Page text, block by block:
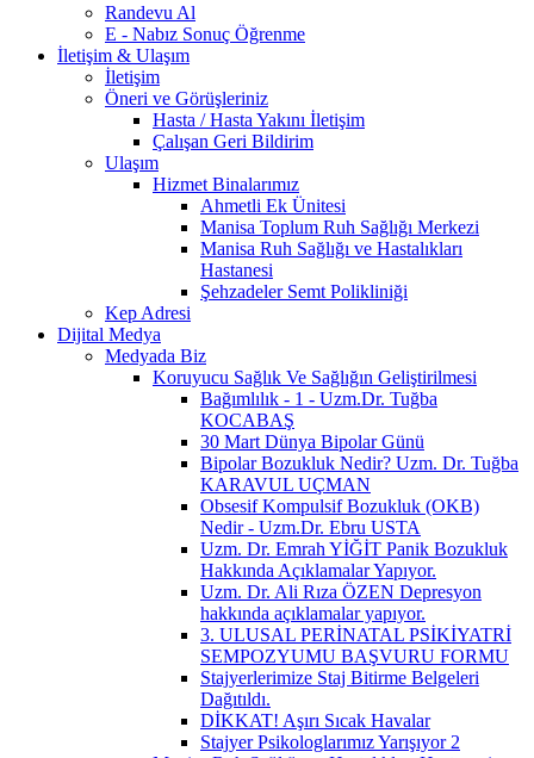
Randevu Al
E - Nabız Sonuç Öğrenme
İletişim & Ulaşım
İletişim
Öneri ve Görüşleriniz
Hasta / Hasta Yakını İletişim
Çalışan Geri Bildirim
Ulaşım
Hizmet Binalarımız
Ahmetli Ek Ünitesi
Manisa Toplum Ruh Sağlığı Merkezi
Manisa Ruh Sağlığı ve Hastalıkları
Hastanesi
Şehzadeler Semt Polikliniği
Kep Adresi
Dijital Medya
Medyada Biz
Koruyucu Sağlık Ve Sağlığın Geliştirilmesi
Bağımlılık - 1 - Uzm.Dr. Tuğba
KOCABAŞ
30 Mart Dünya Bipolar Günü
Bipolar Bozukluk Nedir? Uzm. Dr. Tuğba
KARAVUL UÇMAN
Obsesif Kompulsif Bozukluk (OKB)
Nedir - Uzm.Dr. Ebru USTA
Uzm. Dr. Emrah YİĞİT Panik Bozukluk
Hakkında Açıklamalar Yapıyor.
Uzm. Dr. Ali Rıza ÖZEN Depresyon
hakkında açıklamalar yapıyor.
3. ULUSAL PERİNATAL PSİKİYATRİ
SEMPOZYUMU BAŞVURU FORMU
Stajyerlerimize Staj Bitirme Belgeleri
Dağıtıldı.
DİKKAT! Aşırı Sıcak Havalar
Stajyer Psikologlarımız Yarışıyor 2